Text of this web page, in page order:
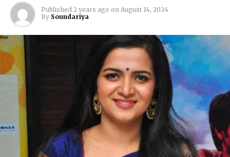
Published 2 years ago on August 14, 2024
By Soundariya